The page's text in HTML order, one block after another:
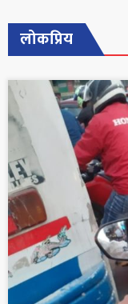
लोकप्रिय